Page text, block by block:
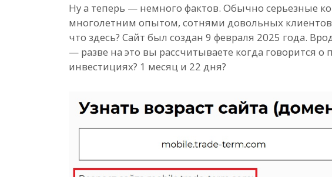
Ну а теперь — немного фактов. Обычно серьезные
многолетним опытом, сотнями довольных
что здесь? Сайт был создан 9 февраля 2025 года.
— разве на это вы рассчитываете когда говорится о
инвестициях? 1 месяц и 22 дня?